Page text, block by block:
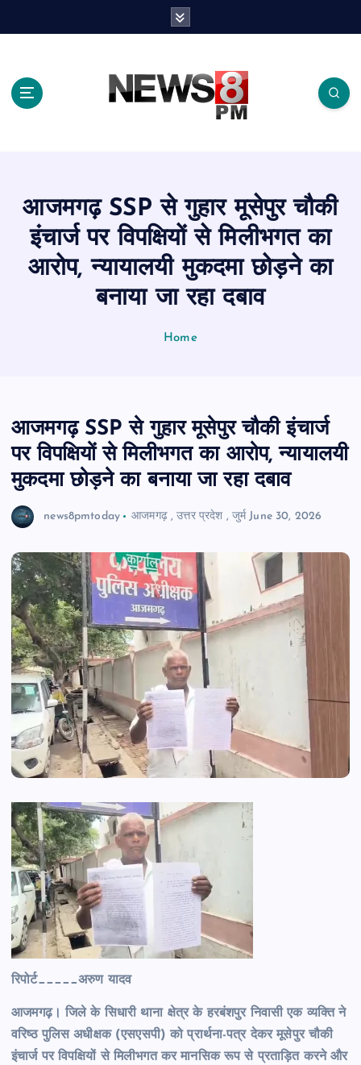
आजमगढ़ SSP से गुहार मूसेपुर चौकी
इंचार्ज पर विपक्षियों से मिलीभगत का
आरोप, न्यायालयी मुकदमा छोड़ने का
बनाया जा रहा दबाव
Home
आजमगढ़ SSP से गुहार मूसेपुर चौकी इंचार्ज
पर विपक्षियों से मिलीभगत का आरोप, न्यायालयी
मुकदमा छोड़ने का बनाया जा रहा दबाव
news8pmtoday आजमगढ़,उत्तर प्रदेश , जुर्म June 30, 2026
रिपोर्ट_____अरुण यादव
आजमगढ़। जिले के सिधारी थाना क्षेत्र के हरबंशपुर निवासी एक व्यक्ति ने
वरिष्ठ पुलिस अधीक्षक (एसएसपी) को प्रार्थना-पत्र देकर मूसेपुर चौकी
इंचार्ज पर विपक्षियों से मिलीभगत कर मानसिक रूप से प्रताड़ित करने और